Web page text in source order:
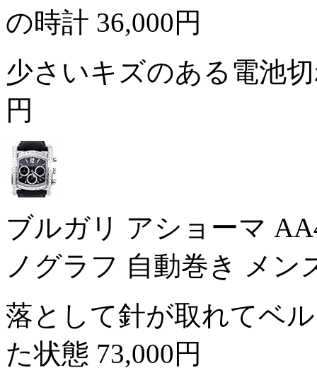
の時計 36,000円
少さいキズのある電池
円
ブルガリ アショーマ
ノグラフ 自動巻き メン
落として針が取れてベ
た状態 73,000円